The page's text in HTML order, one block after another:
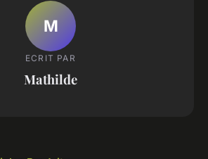
M
ECRIT PAR
Mathilde